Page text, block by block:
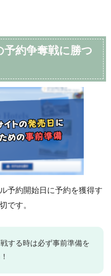
約争奪戦に勝つ
予約開始日に予約を獲得す
です。
する時は必ず事前準備を